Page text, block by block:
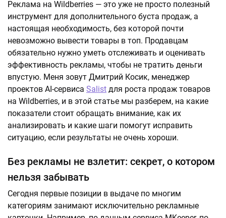
Реклама на Wildberries — это уже не просто полезный
инструмент для дополнительного буста продаж, а
настоящая необходимость, без которой почти
невозможно вывести товары в топ. Продавцам
обязательно нужно уметь отслеживать и оценивать
эффективность рекламы, чтобы не тратить деньги
впустую. Меня зовут Дмитрий Косик, менеджер
проектов AI-сервиса Salist для роста продаж товаров
на Wildberries, и в этой статье мы разберем, на какие
показатели стоит обращать внимание, как их
анализировать и какие шаги помогут исправить
ситуацию, если результаты не очень хороши.
Без рекламы не взлетит: секрет, о котором
нельзя забывать
Сегодня первые позиции в выдаче по многим
категориям занимают исключительно рекламные